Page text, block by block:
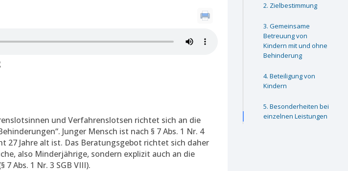
und Verfahrenslotsen richtet sich an die
Junger Mensch ist nach § 7 Abs. 1 Nr. 4
27 Jahre alt ist. Das Beratungsgebot richtet sich daher
also Minderjährige, sondern explizit auch an die
7 Abs. 1 Nr. 3 SGB VIII).
Zielbestimmung
Gemeinsame
Betreuung von
Kindern mit und ohne
Behinderung
Beteiligung von
Kindern
Besonderheiten bei
einzelnen Leistungen